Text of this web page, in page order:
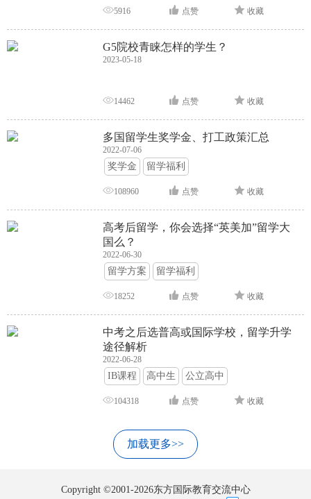
签证面试 签证申请攻略
5916 点赞 收藏
G5院校青睐怎样的学生？
2023-05-18
14462 点赞 收藏
多国留学生奖学金、打工政策汇总
2022-07-06
奖学金 留学福利
108960 点赞 收藏
高考后留学，你会选择“英美加”留学大
国么？
2022-06-30
留学方案 留学福利
18252 点赞 收藏
中考之后选普高或国际学校，留学升学
途径解析
2022-06-28
IB课程 高中生 公立高中
104318 点赞 收藏
加载更多>>
Copyright ©2001-2026东方国际教育交流中心